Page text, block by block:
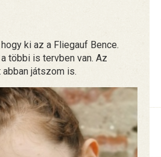
ki az a Fliegauf Bence.
többi is tervben van. Az
játszom is.